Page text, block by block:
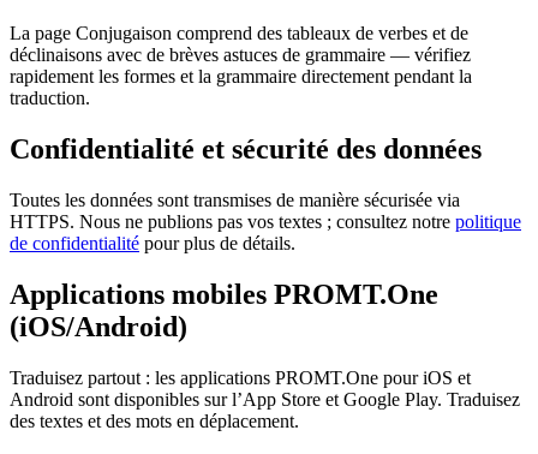
La page Conjugaison comprend des tableaux de verbes et de
déclinaisons avec de brèves astuces de grammaire — vérifiez
rapidement les formes et la grammaire directement pendant la
traduction.
Confidentialité et sécurité des données
Toutes les données sont transmises de manière sécurisée via
HTTPS. Nous ne publions pas vos textes ; consultez notre politique
de confidentialité pour plus de détails.
Applications mobiles PROMT.One
(iOS/Android)
Traduisez partout : les applications PROMT.One pour iOS et
Android sont disponibles sur l’App Store et Google Play. Traduisez
des textes et des mots en déplacement.